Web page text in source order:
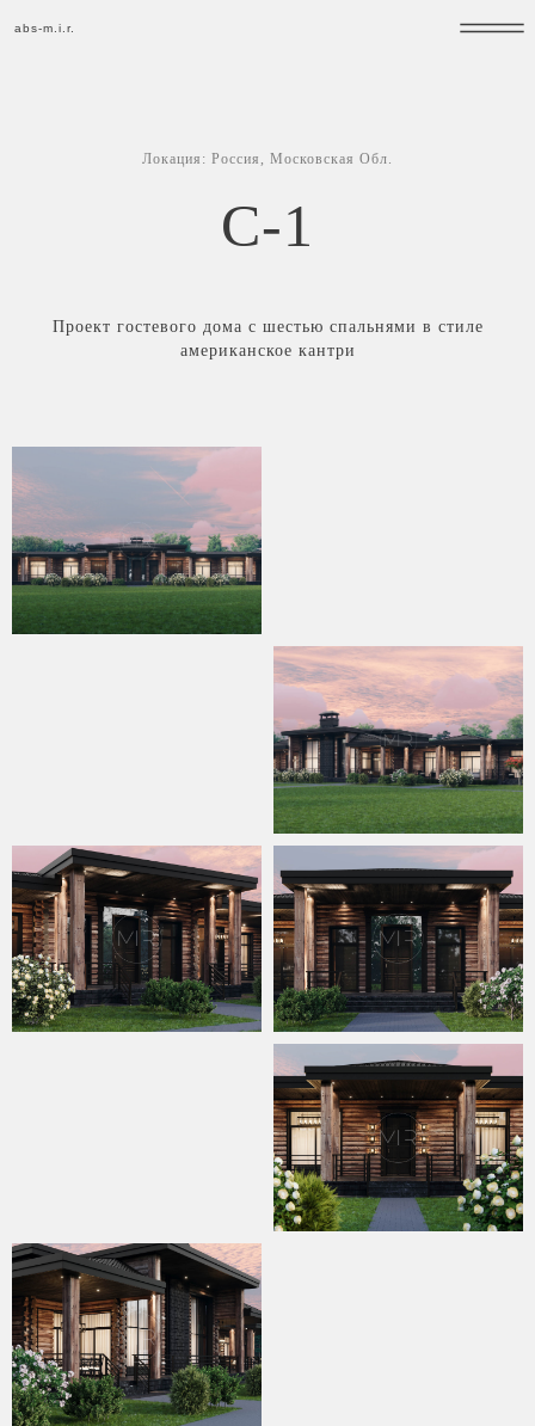
abs-m.i.r.
abs-m.i.r.
Локация: Россия, Московская Обл.
C-1
Проект гостевого дома с шестью спальнями в стиле
американское кантри
artmetal
huntmetal
Направления:
PINTEREST
TELEGRAM
видео
интерьер
экстерьер
проекты
услуги
о нас
Главная